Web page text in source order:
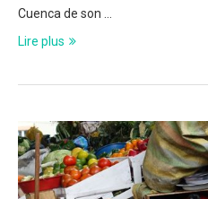
Cuenca de son …
Lire plus